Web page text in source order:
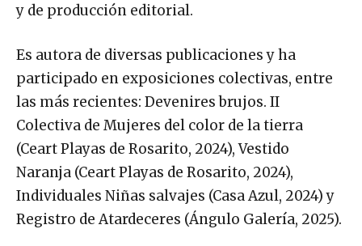
y de producción editorial.
Es autora de diversas publicaciones y ha
participado en exposiciones colectivas, entre
las más recientes: Devenires brujos. II
Colectiva de Mujeres del color de la tierra
(Ceart Playas de Rosarito, 2024), Vestido
Naranja (Ceart Playas de Rosarito, 2024),
Individuales Niñas salvajes (Casa Azul, 2024) y
Registro de Atardeceres (Ángulo Galería, 2025).